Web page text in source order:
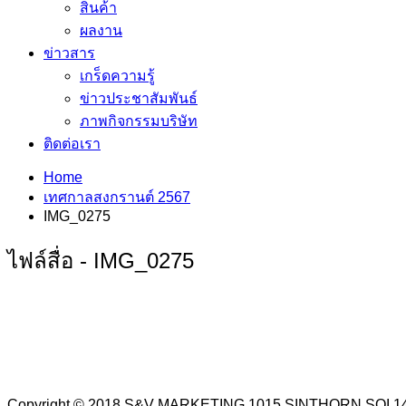
สินค้า
ผลงาน
ข่าวสาร
เกร็ดความรู้
ข่าวประชาสัมพันธ์
ภาพกิจกรรมบริษัท
ติดต่อเรา
Home
เทศกาลสงกรานต์ 2567
IMG_0275
ไฟล์สื่อ - IMG_0275